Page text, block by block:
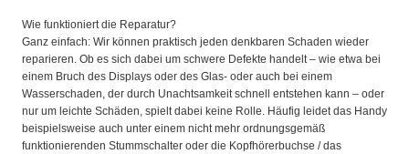
Wie funktioniert die Reparatur?
Ganz einfach: Wir können praktisch jeden denkbaren Schaden wieder
reparieren. Ob es sich dabei um schwere Defekte handelt – wie etwa bei
einem Bruch des Displays oder des Glas- oder auch bei einem
Wasserschaden, der durch Unachtsamkeit schnell entstehen kann – oder
nur um leichte Schäden, spielt dabei keine Rolle. Häufig leidet das Handy
beispielsweise auch unter einem nicht mehr ordnungsgemäß
funktionierenden Stummschalter oder die Kopfhörerbuchse / das